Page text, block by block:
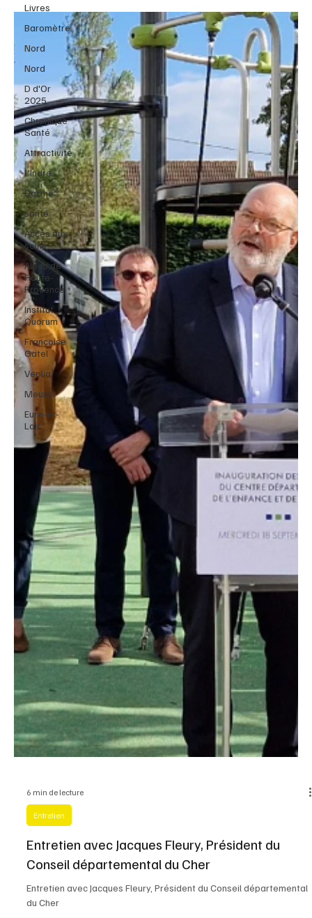
Livres
Baromètre
Nord
Nord
D d'Or
2025
Chronique
Santé
Attractivité
L'Indre
Sarthe
santé
Accès aux
soins
Alpes de
Haute-
Provence
Institut
Quorum
Françoise
Gatel
Veolia
Meuse
Eure-et-
Loir
6 min de lecture
Entretien
Entretien avec Jacques Fleury, Président du